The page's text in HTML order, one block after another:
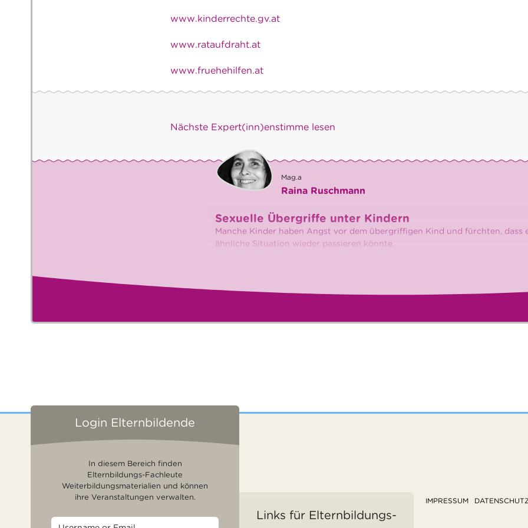
www.kinderrechte.gv.at
www.rataufdraht.at
www.fruehehilfen.at
Nächste Expert(inn)enstimme lesen
Mag.a
Raina Ruschmann
Sexuelle Übergriffe unter Kindern
Manche Kinder haben Angst vor dem übergriffigen Kind und fürchten, dass
ähnliche Situation wieder passieren könnte.
Login Elternbildende
In diesem Bereich finden
Elternbildungs-Fachleute
Weiterbildungsmaterialien und können
ihre Veranstaltungen verwalten.
Links für Elternbildungs-
IMPRESSUM